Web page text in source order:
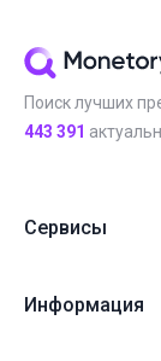
Поиск лучших
443 391
Сервисы
Информация